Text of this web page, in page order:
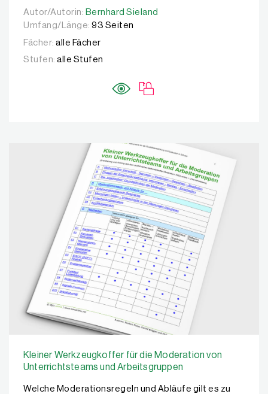
Autor/Autorin: Bernhard Sieland
Autor/Autorin: Bernhard Sieland
Umfang/Länge: 93 Seiten
Fächer: alle Fächer
Stufen: alle Stufen
Kleiner Werkzeugkoffer für die Moderation von
Unterrichtsteams und Arbeitsgruppen
Welche Moderationsregeln und Abläufe gilt es zu